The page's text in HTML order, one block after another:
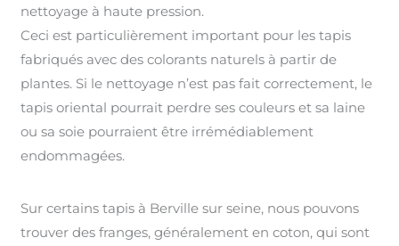
nettoyage à haute pression.
Ceci est particulièrement important pour les tapis
fabriqués avec des colorants naturels à partir de
plantes. Si le nettoyage n’est pas fait correctement, le
tapis oriental pourrait perdre ses couleurs et sa laine
ou sa soie pourraient être irrémédiablement
endommagées.
Sur certains tapis à Berville sur seine, nous pouvons
trouver des franges, généralement en coton, qui sont